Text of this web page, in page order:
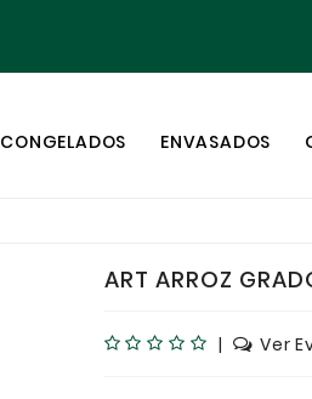
CONGELADOS ENVASADOS
ART ARROZ
| Ver